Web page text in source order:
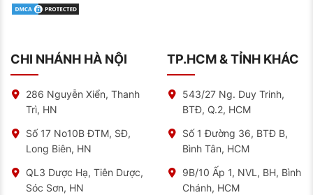
CHI NHÁNH HÀ NỘI
286 Nguyễn Xiển, Thanh
Trì, HN
Số 17 No10B ĐTM, SĐ,
Long Biên, HN
QL3 Dược Hạ, Tiên Dược,
Sóc Sơn, HN
TP.HCM & TỈNH KHÁC
543/27 Ng. Duy Trinh,
BTĐ, Q.2, HCM
Số 1 Đường 36, BTĐ B,
Bình Tân, HCM
9B/10 Ấp 1, NVL, BH, Bình
Chánh, HCM